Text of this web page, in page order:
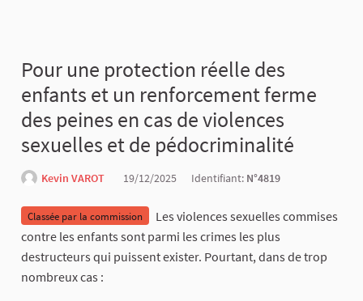
Pour une protection réelle des
enfants et un renforcement ferme
des peines en cas de violences
sexuelles et de pédocriminalité
Kevin VAROT 19/12/2025 Identifiant: N°4819
Classée par la commission
Les violences sexuelles commises
contre les enfants sont parmi les crimes les plus
destructeurs qui puissent exister. Pourtant, dans de trop
nombreux cas :